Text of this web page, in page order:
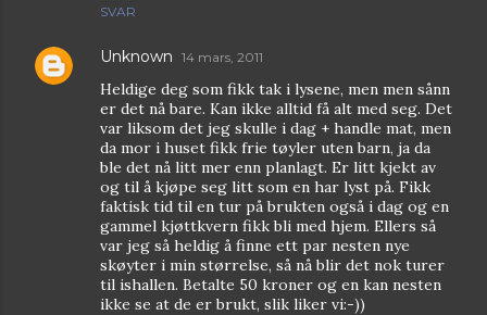
SVAR
Unknown 14 mars, 2011
Heldige deg som fikk tak i lysene, men men sånn
er det nå bare. Kan ikke alltid få alt med seg. Det
var liksom det jeg skulle i dag + handle mat, men
da mor i huset fikk frie tøyler uten barn, ja da
ble det nå litt mer enn planlagt. Er litt kjekt av
og til å kjøpe seg litt som en har lyst på. Fikk
faktisk tid til en tur på brukten også i dag og en
gammel kjøttkvern fikk bli med hjem. Ellers så
var jeg så heldig å finne ett par nesten nye
skøyter i min størrelse, så nå blir det nok turer
til ishallen. Betalte 50 kroner og en kan nesten
ikke se at de er brukt, slik liker vi:-))